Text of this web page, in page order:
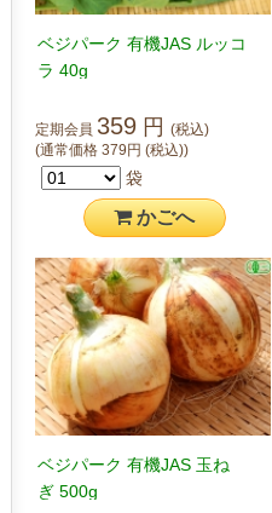
ベジパーク 有機JAS ルッコ
ラ 40g
定期会員 359 円(税込)
(通常価格379 円(税込))
袋
かごへ
ベジパーク 有機JAS 玉ね
ぎ 500g